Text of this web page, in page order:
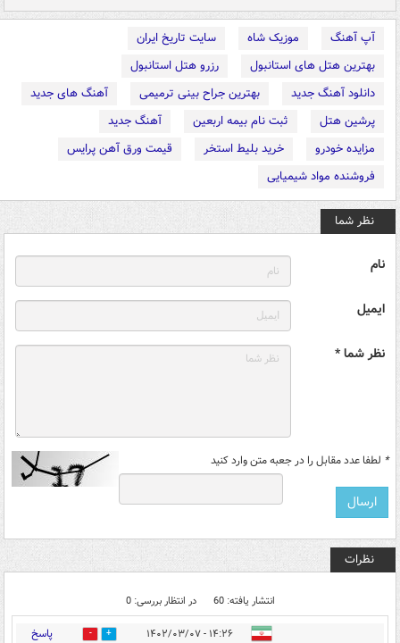
آپ آهنگ موزیک شاه
سایت تاریخ ایران
بهترین هتل های استانبول
رزرو هتل استانبول
دانلود آهنگ جدید
بهترین جراح بینی ترمیمی
آهنگ های جدید
پرشین هتل
ثبت نام بیمه اربعین
آهنگ جدید
مزایده خودرو
خرید بلیط استخر
قیمت ورق آهن پرایس
فروشنده مواد شیمیایی
نظر شما
نام
ایمیل
نظر شما *
* لطفا عدد مقابل را در جعبه متن وارد کنید
نظرات
انتشار یافته: 60 در انتظار بررسی: 0
۱۴:۲۶ - ۱۴۰۲/۰۳/۰۷ 5 پاسخ